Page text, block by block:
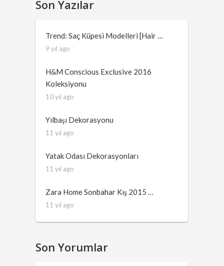
Son Yazılar
Trend: Saç Küpesi Modelleri [Hair …
9 yıl ago
H&M Conscious Exclusive 2016
Koleksiyonu
10 yıl ago
Yılbaşı Dekorasyonu
11 yıl ago
Yatak Odası Dekorasyonları
11 yıl ago
Zara Home Sonbahar Kış 2015 …
11 yıl ago
Son Yorumlar